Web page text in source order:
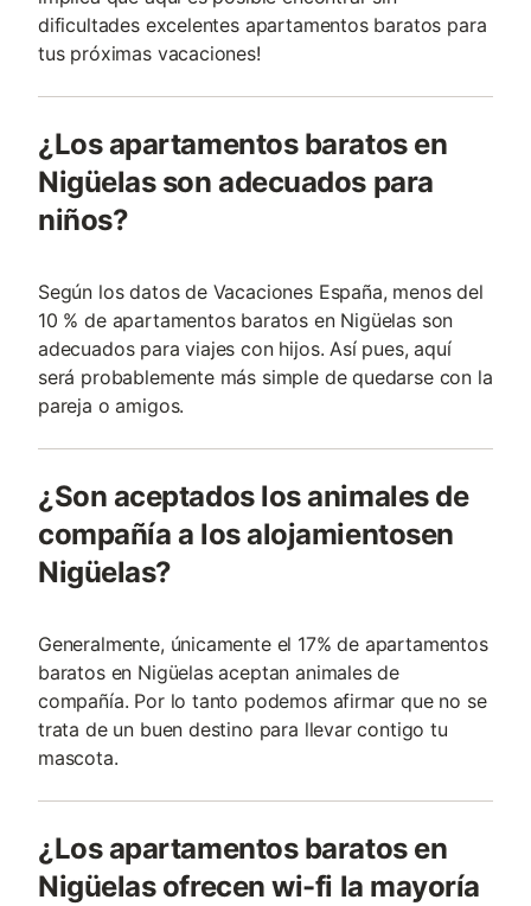
dificultades excelentes apartamentos baratos para
tus próximas vacaciones!
¿Los apartamentos baratos en
Nigüelas son adecuados para
niños?
Según los datos de Vacaciones España, menos del
10 % de apartamentos baratos en Nigüelas son
adecuados para viajes con hijos. Así pues, aquí
será probablemente más simple de quedarse con la
pareja o amigos.
¿Son aceptados los animales de
compañía a los alojamientosen
Nigüelas?
Generalmente, únicamente el 17% de apartamentos
baratos en Nigüelas aceptan animales de
compañía. Por lo tanto podemos afirmar que no se
trata de un buen destino para llevar contigo tu
mascota.
¿Los apartamentos baratos en
Nigüelas ofrecen wi-fi la mayoría